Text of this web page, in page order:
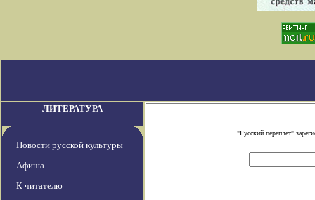
ЛИТЕРАТУРА
Новости русской культуры
Афиша
К читателю
"Русский переплет"